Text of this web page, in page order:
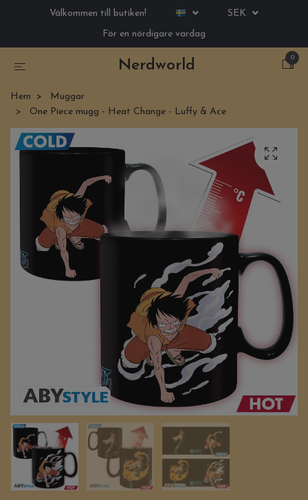
Välkommen till butiken!
SEK
För en nördigare vardag
Nerdworld
0
Hem
Muggar
One Piece mugg - Heat Change - Luffy & Ace